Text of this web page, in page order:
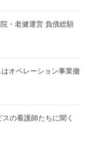
・老健運営 負債総額
オペレーション事業撤
の看護師たちに聞く